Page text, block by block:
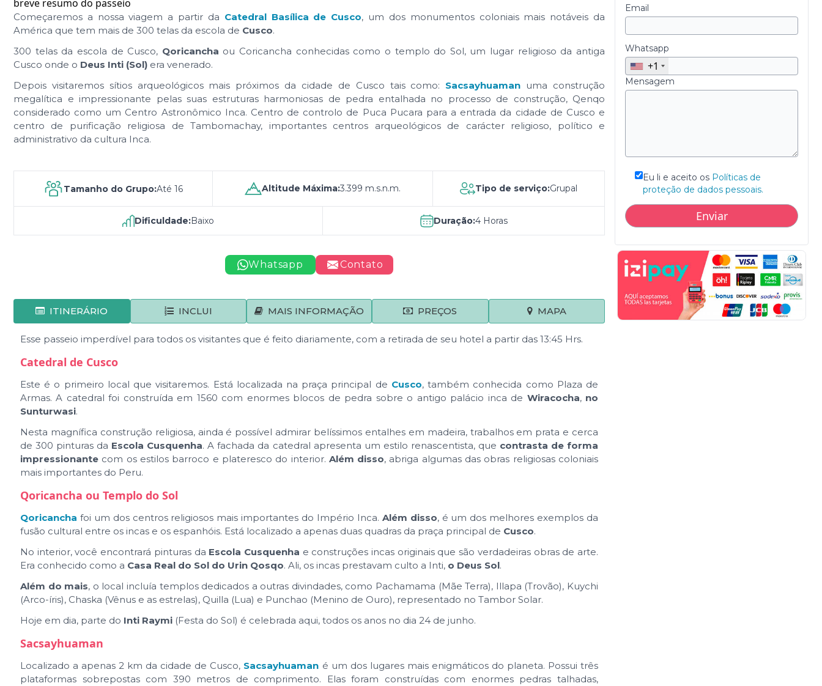
breve resumo do passeio
Começaremos a nossa viagem a partir da Catedral Basílica de Cusco, um dos monumentos coloniais mais notáveis da
América que tem mais de 300 telas da escola de Cusco.
300 telas da escola de Cusco, Qoricancha ou Coricancha conhecidas como o templo do Sol, um lugar religioso da antiga
Cusco onde o Deus Inti (Sol) era venerado.
Depois visitaremos sítios arqueológicos mais próximos da cidade de Cusco tais como: Sacsayhuaman uma construção
megalítica e impressionante pelas suas estruturas harmoniosas de pedra entalhada no processo de construção, Qenqo
considerado como um Centro Astronômico Inca. Centro de controlo de Puca Pucara para a entrada da cidade de Cusco e
centro de purificação religiosa de Tambomachay, importantes centros arqueológicos de carácter religioso, político e
administrativo da cultura Inca.
Tamanho do Grupo:Até 16 Altitude Máxima:3.399 m.s.n.m. Tipo de serviço:Grupal
Dificuldade:Baixo Duração:4 Horas
Whatsapp Contato
ITINERÁRIO INCLUI MAIS INFORMAÇÃO PREÇOS MAPA
Esse passeio imperdível para todos os visitantes que é feito diariamente, com a retirada de seu hotel a partir das 13:45 Hrs.
Catedral de Cusco
Este é o primeiro local que visitaremos. Está localizada na praça principal de Cusco, também conhecida como Plaza de
Armas. A catedral foi construída em 1560 com enormes blocos de pedra sobre o antigo palácio inca de Wiracocha, no
Sunturwasi.
Nesta magnífica construção religiosa, ainda é possível admirar belíssimos entalhes em madeira, trabalhos em prata e cerca
de 300 pinturas da Escola Cusquenha. A fachada da catedral apresenta um estilo renascentista, que contrasta de forma
impressionante com os estilos barroco e plateresco do interior. Além disso, abriga algumas das obras religiosas coloniais
mais importantes do Peru.
Qoricancha ou Templo do Sol
Qoricancha foi um dos centros religiosos mais importantes do Império Inca. Além disso, é um dos melhores exemplos da
fusão cultural entre os incas e os espanhóis. Está localizado a apenas duas quadras da praça principal de Cusco.
No interior, você encontrará pinturas da Escola Cusquenha e construções incas originais que são verdadeiras obras de arte.
Era conhecido como a Casa Real do Sol do Urin Qosqo. Ali, os incas prestavam culto a Inti, o Deus Sol.
Além do mais, o local incluía templos dedicados a outras divindades, como Pachamama (Mãe Terra), Illapa (Trovão), Kuychi
(Arco-íris), Chaska (Vênus e as estrelas), Quilla (Lua) e Punchao (Menino de Ouro), representado no Tambor Solar.
Hoje em dia, parte do Inti Raymi (Festa do Sol) é celebrada aqui, todos os anos no dia 24 de junho.
Sacsayhuaman
Localizado a apenas 2 km da cidade de Cusco, Sacsayhuaman é um dos lugares mais enigmáticos do planeta. Possui três
plataformas sobrepostas com 390 metros de comprimento. Elas foram construídas com enormes pedras talhadas,
Email
Whatsapp
+1
Mensagem
Eu li e aceito os Políticas de
proteção de dados pessoais.